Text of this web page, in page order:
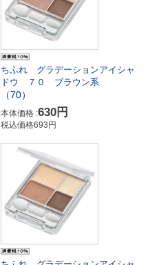
ちふれ グラデーションアイシャ
ドウ ７０ ブラウン系
（70）
本体価格 :630円
税込価格693円